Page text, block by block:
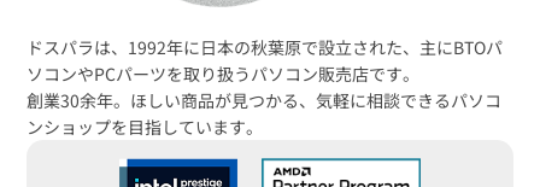
新品のパーツ・周辺機器
月額会員ならPC＋主要パーツ物損保証！
購入時のPC下取り3,000円値引き！
Steamにチャージ可能 なポイント！
ドスパラは、1992年に日本の秋葉原で設立された、主にBTOパ
ソコンやPCパーツを取り扱うパソコン販売店です。
創業30余年。ほしい商品が見つかる、気軽に相談できるパソコ
ンショップを目指しています。